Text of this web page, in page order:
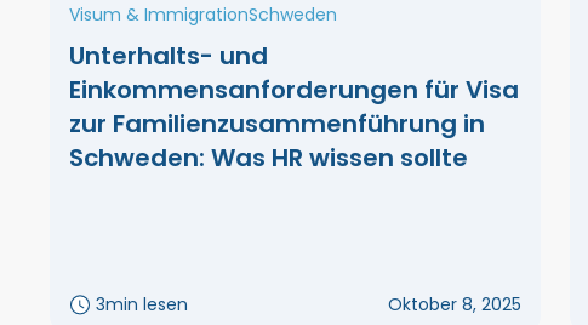
Visum & ImmigrationSchweden
Unterhalts- und
Einkommensanforderungen für Visa
zur Familienzusammenführung in
Schweden: Was HR wissen sollte
3min lesen Oktober 8, 2025